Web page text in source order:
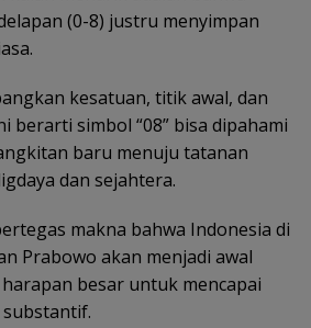
(0-8) justru menyimpan
kesatuan, titik awal, dan
berarti simbol “08” bisa dipahami
baru menuju tatanan
dan sejahtera.
makna bahwa Indonesia di
Prabowo akan menjadi awal
besar untuk mencapai